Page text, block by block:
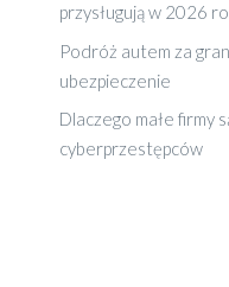
przysługują w 2026
Podróż autem za
ubezpieczenie
Dlaczego małe firmy
cyberprzestępców